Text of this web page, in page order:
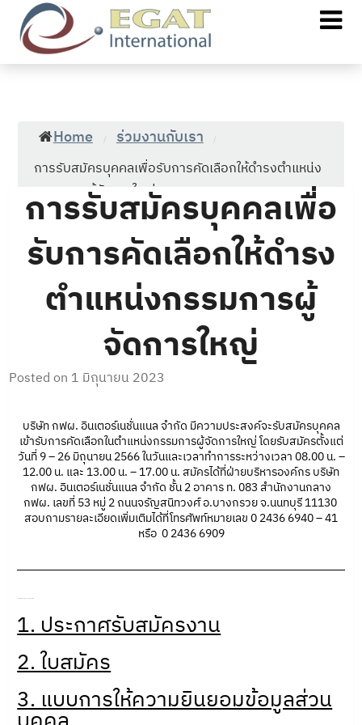
Home / ร่วมงานกับเรา /
การรับสมัครบุคคลเพื่อรับการคัดเลือกให้ดำรงตำแหน่ง
กรรมการผู้จัดการใหญ่
การรับสมัครบุคคลเพื่อ
รับการคัดเลือกให้ดำรง
ตำแหน่งกรรมการผู้
จัดการใหญ่
Posted on 1 มิถุนายน 2023
บริษัท กฟผ. อินเตอร์เนชั่นแนล จำกัด มีความประสงค์จะรับสมัครบุคคล
เข้ารับการคัดเลือกในตำแหน่งกรรมการผู้จัดการใหญ่ โดยรับสมัครตั้งแต่
วันที่ 9 – 26 มิถุนายน 2566 ในวันและเวลาทำการระหว่างเวลา 08.00 น. –
12.00 น. และ 13.00 น. – 17.00 น. สมัครได้ที่ฝ่ายบริหารองค์กร บริษัท
กฟผ. อินเตอร์เนชั่นแนล จำกัด ชั้น 2 อาคาร ท. 083 สำนักงานกลาง
กฟผ. เลขที่ 53 หมู่ 2 ถนนจรัญสนิทวงศ์ อ.บางกรวย จ.นนทบุรี 11130
สอบถามรายละเอียดเพิ่มเติมได้ที่โทรศัพท์หมายเลข 0 2436 6940 – 41
หรือ 0 2436 6909
1. ประกาศรับสมัครงาน
2. ใบสมัคร
3. แบบการให้ความยินยอมข้อมูลส่วน